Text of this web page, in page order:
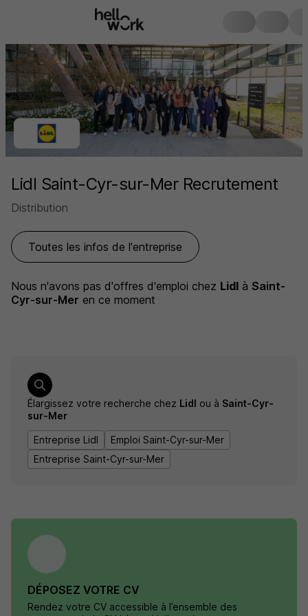
Lidl Saint-Cyr-sur-Mer Recrutement
Distribution
Toutes les infos de l'entreprise
Nous n'avons pas d'offres d'emploi chez Lidl à Saint-
Cyr-sur-Mer en ce moment
Élargissez votre recherche chez Lidl ou à Saint-Cyr-
sur-Mer
Entreprise Lidl
Emploi Saint-Cyr-sur-Mer
Entreprise Saint-Cyr-sur-Mer
DÉPOSEZ VOTRE CV
Rendez votre CV accessible à l’ensemble des